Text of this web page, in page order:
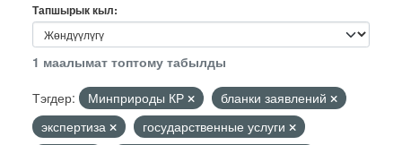
Тапшырык кыл
1 маалымат топтому табылды
Тэгдер:
Минприроды КР
бланки заявлений
экспертиза
государственные услуги